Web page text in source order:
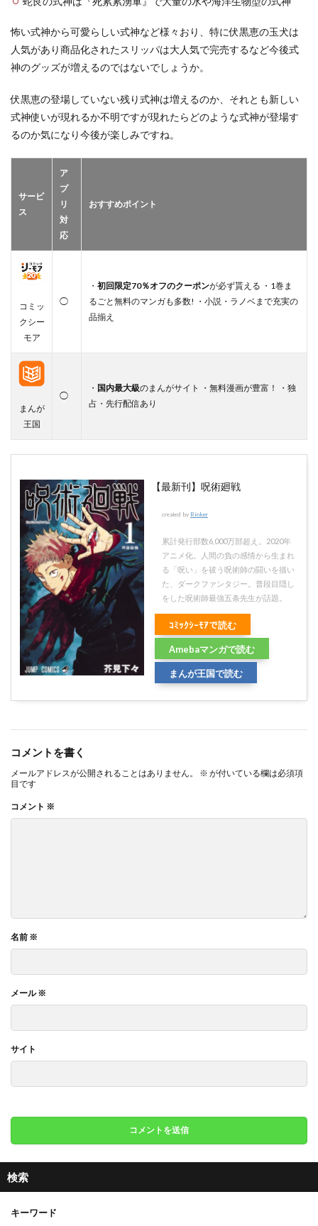
怖い式神から可愛らしい式神など様々おり、特に伏黒恵の玉犬は
人気があり商品化されたスリッパは大人気で完売するなど今後式
神のグッズが増えるのではないでしょうか。
伏黒恵の登場していない残り式神は増えるのか、それとも新しい
式神使いが現れるか不明ですが現れたらどのような式神が登場す
るのか気になり今後が楽しみですね。
サービ
ス
ア
プ
リ
対
応
おすすめポイント
コミッ
クシー
モア
◯
・ 初回限定70％オフのクーポンが必ず貰える ・1巻ま
るごと無料のマンガも多数! ・小説・ラノベまで充実の
品揃え
まんが
王国
◯
・ 国内最大級のまんがサイト ・無料漫画が豊富！ ・独
占・先行配信あり
【最新刊】呪術廻戦
created by Rinker
累計発行部数6,000万部超え。2020年
アニメ化。人間の負の感情から生まれ
る「呪い」を祓う呪術師の闘いを描い
た、ダークファンタジー。普段目隠し
をした呪術師最強五条先生が話題。
ｺﾐｯｸｼｰﾓｱで読む
Amebaマンガで読む
まんが王国で読む
コメントを書く
メールアドレスが公開されることはありません。 ※ が付いている欄は必須項
目です
コメント ※
名前 ※
メール※
サイト
検索
キーワード